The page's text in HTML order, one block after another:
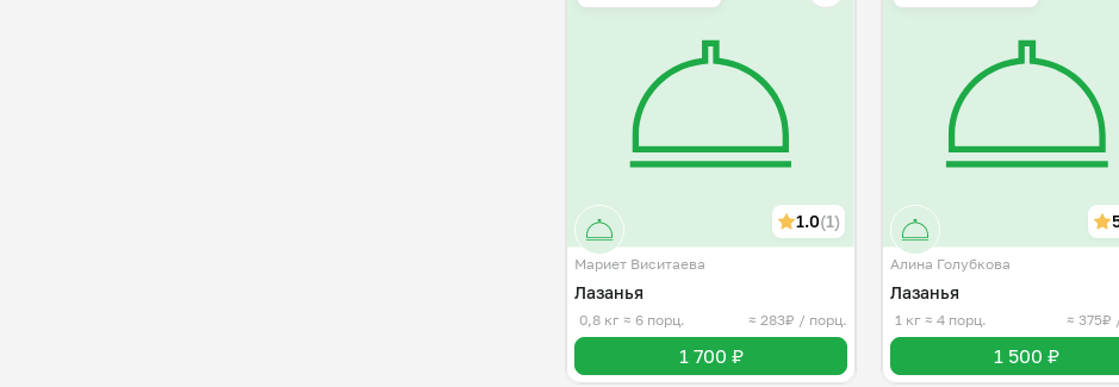
1.0(1)
Мариет Виситаева
Лазанья
0,8 кг ≈ 6 порц. ≈ 283₽ / порц.
1 700 ₽
Алина Голубкова
Лазанья
1 кг≈ 4 порц. ≈ 375₽
1 500 ₽